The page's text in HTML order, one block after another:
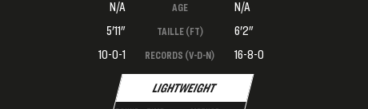
LIGHTWEIGHT
N/A AGE
N/A
5'11"
TAILLE (FT)
6'2"
10-0-1
RECORDS (V-D-N) 16-8-0